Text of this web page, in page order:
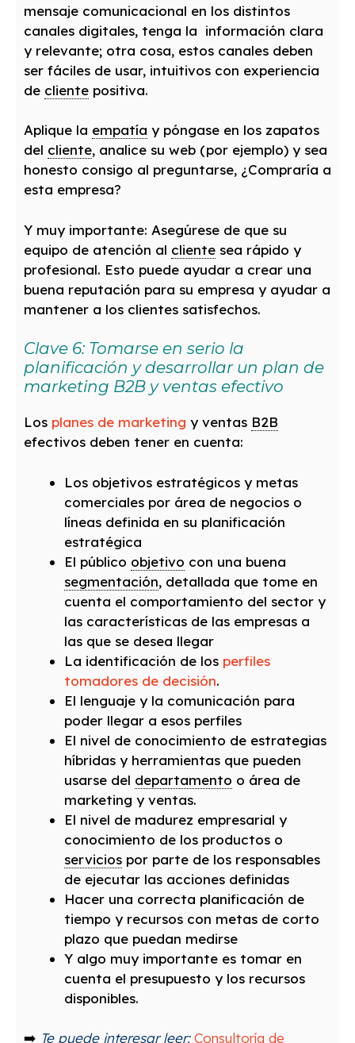
mensaje comunicacional en los distintos
canales digitales, tenga la información clara
y relevante; otra cosa, estos canales deben
ser fáciles de usar, intuitivos con experiencia
de cliente positiva.
Aplique la empatía y póngase en los zapatos
del cliente, analice su web (por ejemplo) y sea
honesto consigo al preguntarse, ¿Compraría a
esta empresa?
Y muy importante: Asegúrese de que su
equipo de atención al cliente sea rápido y
profesional. Esto puede ayudar a crear una
buena reputación para su empresa y ayudar a
mantener a los clientes satisfechos.
Clave 6: Tomarse en serio la
planificación y desarrollar un plan de
marketing B2B y ventas efectivo
Los planes de marketing y ventas B2B
efectivos deben tener en cuenta:
Los objetivos estratégicos y metas
comerciales por área de negocios o
líneas definida en su planificación
estratégica
El público objetivo con una buena
segmentación, detallada que tome en
cuenta el comportamiento del sector y
las características de las empresas a
las que se desea llegar
La identificación de los perfiles
tomadores de decisión.
El lenguaje y la comunicación para
poder llegar a esos perfiles
El nivel de conocimiento de estrategias
híbridas y herramientas que pueden
usarse del departamento o área de
marketing y ventas.
El nivel de madurez empresarial y
conocimiento de los productos o
servicios por parte de los responsables
de ejecutar las acciones definidas
Hacer una correcta planificación de
tiempo y recursos con metas de corto
plazo que puedan medirse
Y algo muy importante es tomar en
cuenta el presupuesto y los recursos
disponibles.
➡️ Te puede interesar leer: Consultoría de